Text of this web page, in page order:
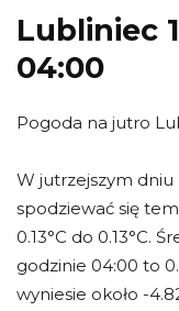
Lubliniec
04:00
Pogoda na jutro
W jutrzejszym
spodziewać się
0.13°C do 0.13°C.
godzinie 04:00 to
wyniesie około -